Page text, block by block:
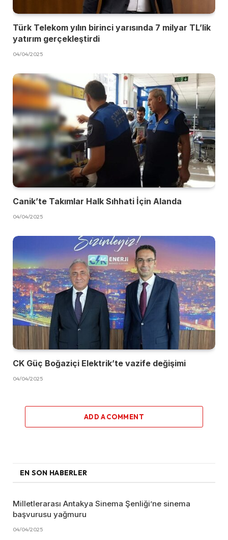
Türk Telekom yılın birinci yarısında 7 milyar TL’lik
yatırım gerçekleştirdi
04/04/2025
Canik’te Takımlar Halk Sıhhati İçin Alanda
04/04/2025
CK Güç Boğaziçi Elektrik’te vazife değişimi
04/04/2025
ADD A COMMENT
EN SON HABERLER
Milletlerarası Antakya Sinema Şenliği’ne sinema
başvurusu yağmuru
04/04/2025